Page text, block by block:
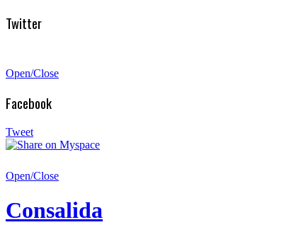
Twitter
Open/Close
Facebook
Tweet
Open/Close
Consalida